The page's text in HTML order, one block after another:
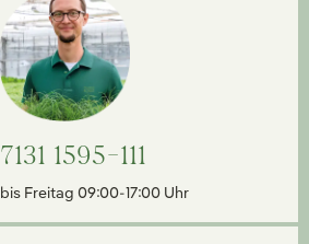
1595-111
Freitag 09:00-17:00 Uhr